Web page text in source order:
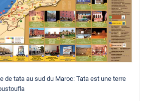
de tata au sud du Maroc: Tata est une terre